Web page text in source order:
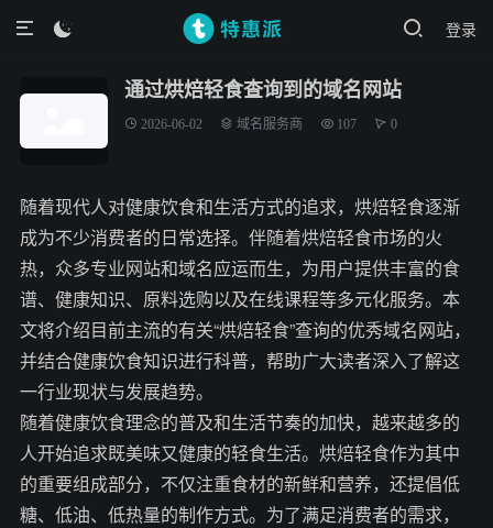
登录

通过烘焙轻食查询到的域名网站
2026-06-02 域名服务商 107 0
随着现代人对健康饮食和生活方式的追求，烘焙轻食逐渐
成为不少消费者的日常选择。伴随着烘焙轻食市场的火
热，众多专业网站和域名应运而生，为用户提供丰富的食
谱、健康知识、原料选购以及在线课程等多元化服务。本
文将介绍目前主流的有关“烘焙轻食”查询的优秀域名网站，
并结合健康饮食知识进行科普，帮助广大读者深入了解这
一行业现状与发展趋势。
随着健康饮食理念的普及和生活节奏的加快，越来越多的
人开始追求既美味又健康的轻食生活。烘焙轻食作为其中
的重要组成部分，不仅注重食材的新鲜和营养，还提倡低
糖、低油、低热量的制作方式。为了满足消费者的需求，